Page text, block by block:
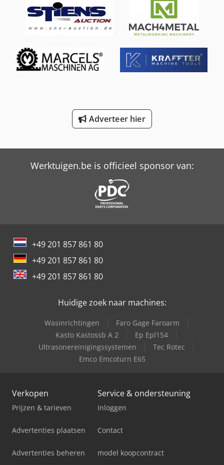
International 824
International 834
Trailer And Tools
Adverteer hier
Werktuigen.be is officieel sponsor van:
+49 201 857 861 80
+49 201 857 861 80
+49 201 857 861 80
Huidige zoek naar machines:
Wasinrichtingen
Faro Gage Faroarm
Kasto Kastossb A 2
Ep Epl154
Ultrasonereinigingssystemen
Tec Rotec
Emco Emcoturn E65
Verkopen
Prijzen & tarieven
Advertenties plaatsen
Advertenties beheren
Service & ondersteuning
Inloggen
Contact
model koopcontract